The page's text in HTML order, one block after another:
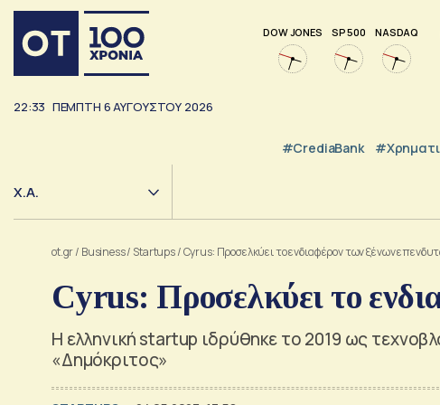
DOW JONES SP 500 NASDAQ
22:33 ΠΈΜΠΤΗ 6ΑΥΓΟΎΣΤΟΥ 2026
#CrediaBank
Χ.Α.
ot.gr/ Business/ Startups/Cyrus: Προσελκύει το ενδιαφέρον των ξένων
Cyrus: Προσελκύει το
Η ελληνική startup ιδρύθηκε το 2019 ως
«Δημόκριτος»